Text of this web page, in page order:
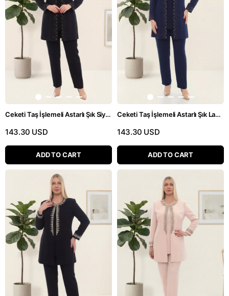
Ceketi Taş İşlemeli Astarlı Şık Siyah Üçlü Pantolonlu Takım
143.30 USD
ADD TO CART
Ceketi Taş İşlemeli Astarlı Şık Lacivert Üçlü Pantolonlu Takım
143.30 USD
ADD TO CART